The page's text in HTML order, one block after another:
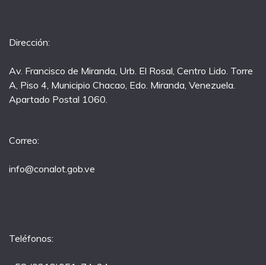
Dirección:
Av. Francisco de Miranda, Urb. El Rosal, Centro Lido. Torre
A, Piso 4, Municipio Chacao, Edo. Miranda, Venezuela.
Apartado Postal 1060.
Correo:
info@conalot.gob.ve
Teléfonos: